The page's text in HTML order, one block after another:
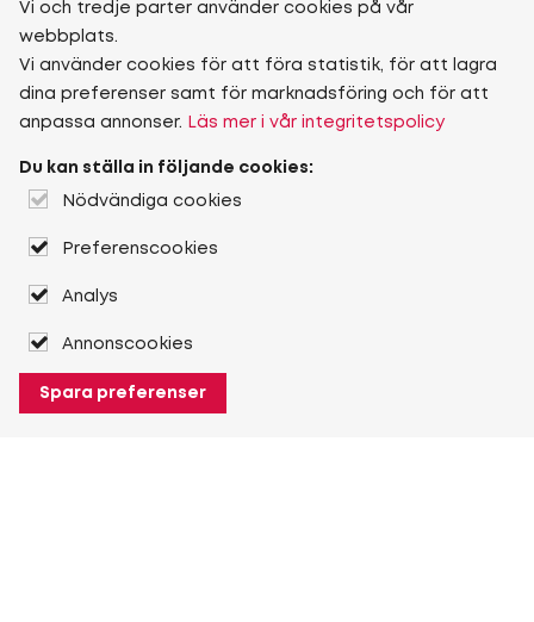
Vi och tredje parter använder cookies på vår
webbplats.
Vi använder cookies för att föra statistik, för att lagra
dina preferenser samt för marknadsföring och för att
anpassa annonser.
Läs mer i vår integritetspolicy
Du kan ställa in följande cookies:
Nödvändiga cookies
Preferenscookies
Analys
Annonscookies
Spara preferenser